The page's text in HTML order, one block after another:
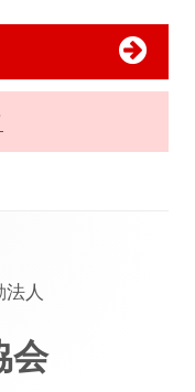
人
会